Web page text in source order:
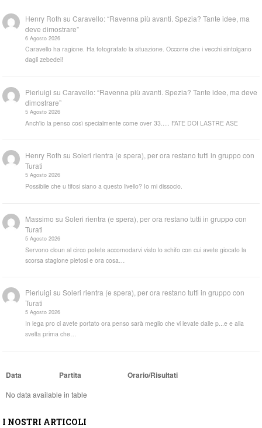
Henry Roth suCaravello: “Ravenna più avanti. Spezia? Tante idee, ma
deve dimostrare”
6 Agosto 2026
Caravello ha ragione. Ha fotografato la situazione. Occorre che i vecchi sintolgano
dagli zebedei!
Pierluigi suCaravello: “Ravenna più avanti. Spezia? Tante idee, ma deve
dimostrare”
5 Agosto 2026
Anch'io la penso così specialmente come over 33..... FATE DOI LASTRE ASE
Henry Roth suSoleri rientra (e spera), per ora restano tutti in gruppo con
Turati
5 Agosto 2026
Possibile che u tifosi siano a questo livello? Io mi dissocio.
Massimo suSoleri rientra (e spera), per ora restano tutti in gruppo con
Turati
5 Agosto 2026
Servono cloun al circo potete accomodarvi visto lo schifo con cui avete giocato la
scorsa stagione pietosi e ora cosa…
Pierluigi suSoleri rientra (e spera), per ora restano tutti in gruppo con
Turati
5 Agosto 2026
In lega pro ci avete portato ora penso sarà meglio che vi levate dalle p...e e alla
svelta prima che…
Data Partita Orario/Risultati
No data available in table
I NOSTRI ARTICOLI